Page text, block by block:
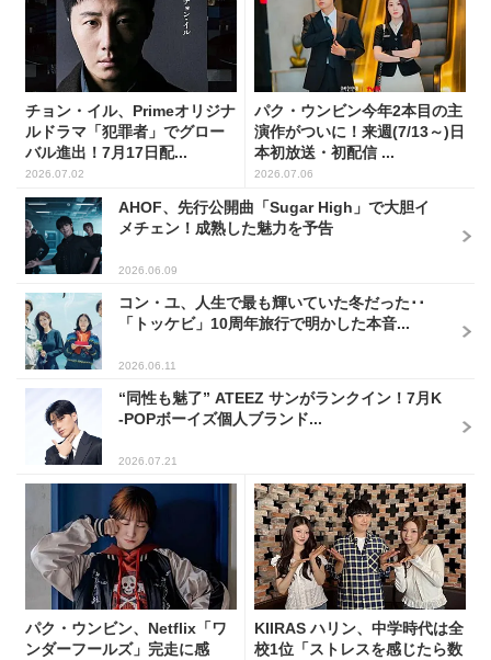
チョン・イル、Primeオリジナ
ルドラマ「犯罪者」でグロー
バル進出！7月17日配...
2026.07.02
パク・ウンビン今年2本目の主
演作がついに！来週(7/13～)日
本初放送・初配信 ...
2026.07.06
AHOF、先行公開曲「Sugar High」で大胆イ
メチェン！成熟した魅力を予告
2026.06.09
コン・ユ、人生で最も輝いていた冬だった･･
「トッケビ」10周年旅行で明かした本音...
2026.06.11
“同性も魅了” ATEEZ サンがランクイン！7月K
-POPボーイズ個人ブランド...
2026.07.21
パク・ウンビン、Netflix「ワ
ンダーフールズ」完走に感
KIIRAS ハリン、中学時代は全
校1位「ストレスを感じたら数